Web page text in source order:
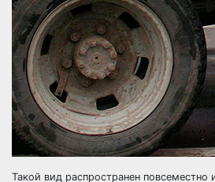
Такой вид распространен повсеместно